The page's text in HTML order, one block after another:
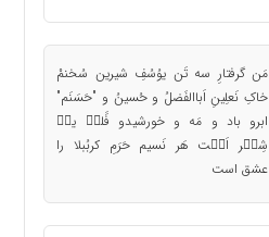
مَن گرفتارِ سه تَن یوُسُفِ شیرین سُخنمْ
خاکِ نَعلِینِ اَباالفَضلُ و حُسینُ و "حَسَنَم"
ابرو باد و مَه و خورشیدو فََلک٘ یک٘
شِع٘ر اَس٘ت هَر نَسیم حَرَمِ کربُبلا را
عشق است